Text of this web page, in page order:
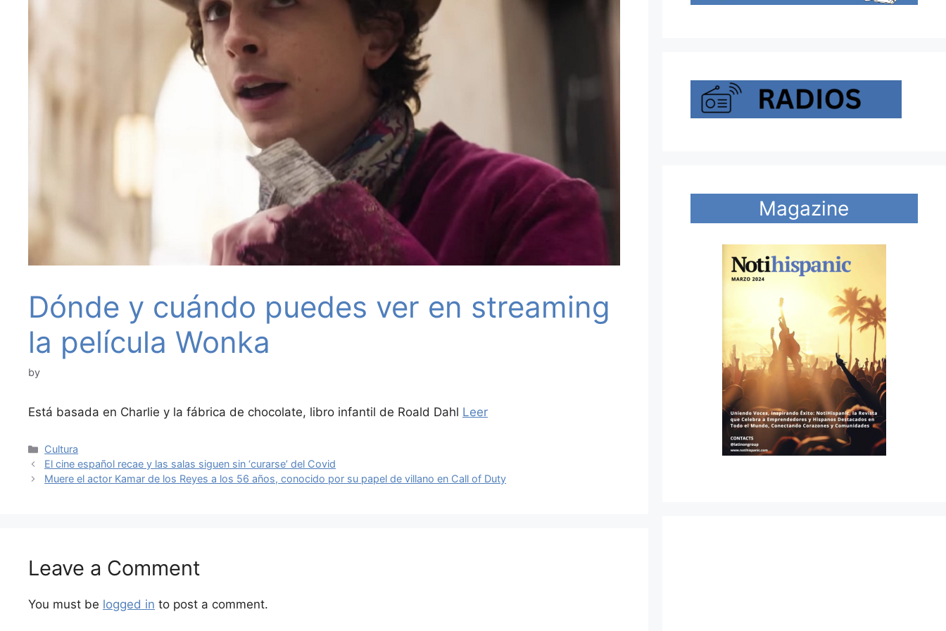
Dónde y cuándo puedes ver en streaming
la película Wonka
by
Está basada en Charlie y la fábrica de chocolate, libro infantil de Roald Dahl Leer
Categories
Cultura
El cine español recae y las salas siguen sin ‘curarse’ del Covid
Muere el actor Kamar de los Reyes a los 56 años, conocido por su papel de villano en Call of Duty
Leave a Comment
You must be logged in to post a comment.
Magazine